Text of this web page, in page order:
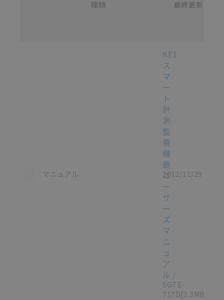
があります。改めて当サイトの掲載内容をご確認のう
種類 最終更新
この資料を選択
マニュアル
KE1
ス
マ
ー
ト
計
測
監
視
機
器
ユ
ー
ザ
ー
ズ
マ
ニ
ュ
ア
ル /
SGTE-
717D[2.3MB]
2012/11/29